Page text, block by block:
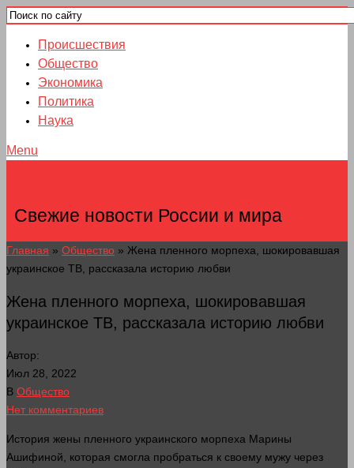
Происшествия
Общество
Экономика
Политика
Наука
Menu
Свежие новости России и мира
Главная » Общество » Жена пленного морпеха, шокировавшая
украинское ТВ, рассказала историю любви
Жена пленного морпеха, шокировавшая
украинское ТВ, рассказала историю любви
Автор:
Июл 28, 2022
В Общество
Нет комментариев
История жены пленного украинского морпеха Марины
Ашифиной, которая смогла пробраться к своему мужу через